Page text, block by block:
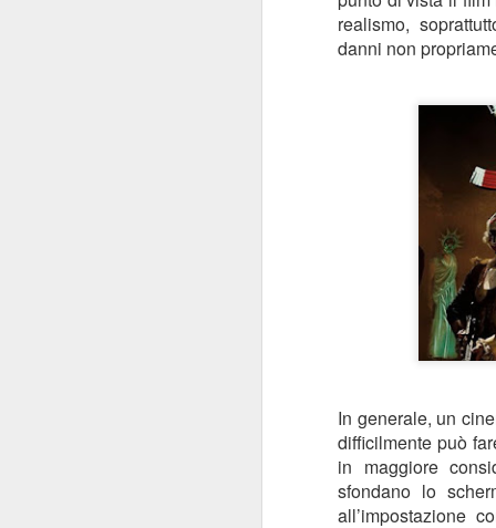
realismo,
danni non
In generale, un
difficilmente può
in maggiore
sfondano lo
all’impostazione
È